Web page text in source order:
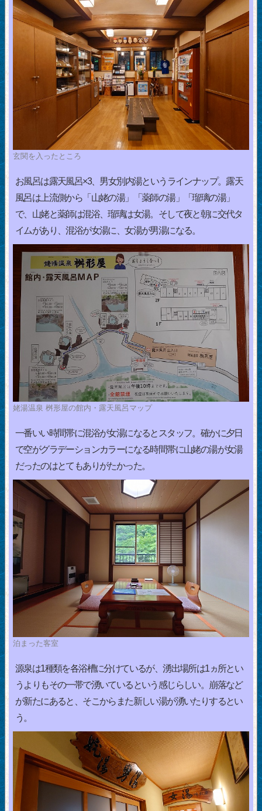
玄関を入ったところ
お風呂は露天風呂×3、男女別内湯というラインナップ。露天
風呂は上流側から「山姥の湯」「薬師の湯」「瑠璃の湯」
で、山姥と薬師は混浴、瑠璃は女湯。そして夜と朝に交代タ
イムがあり、混浴が女湯に、女湯が男湯になる。
姥湯温泉 桝形屋の館内・露天風呂マップ
一番いい時間帯に混浴が女湯になるとスタッフ。確かに夕日
で空がグラデーションカラーになる時間帯に山姥の湯が女湯
だったのはとてもありがたかった。
泊まった客室
源泉は1種類を各浴槽に分けているが、湧出場所は1ヵ所とい
うよりもその一帯で湧いているという感じらしい。崩落など
が新たにあると、そこからまた新しい湯が湧いたりするとい
う。